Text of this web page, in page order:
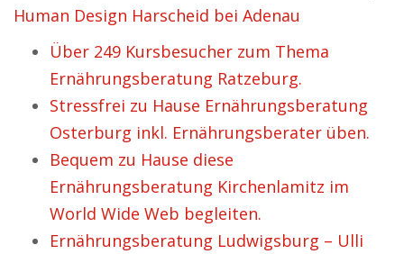
Human Design Harscheid bei Adenau
Über 249 Kursbesucher zum Thema
Ernährungsberatung Ratzeburg.
Stressfrei zu Hause Ernährungsberatung
Osterburg inkl. Ernährungsberater üben.
Bequem zu Hause diese
Ernährungsberatung Kirchenlamitz im
World Wide Web begleiten.
Ernährungsberatung Ludwigsburg – Ulli